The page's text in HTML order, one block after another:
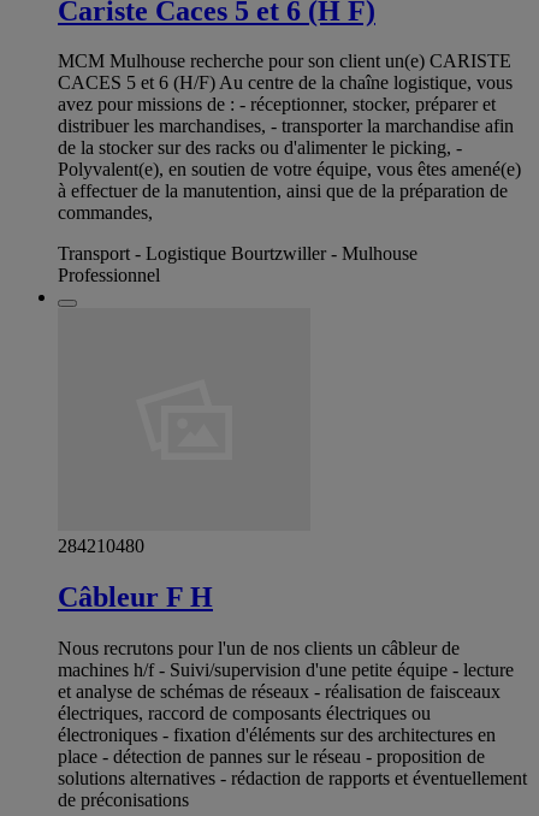
Cariste Caces 5 et 6 (H F)
MCM Mulhouse recherche pour son client un(e) CARISTE
CACES 5 et 6 (H/F) Au centre de la chaîne logistique, vous
avez pour missions de : - réceptionner, stocker, préparer et
distribuer les marchandises, - transporter la marchandise afin
de la stocker sur des racks ou d'alimenter le picking, -
Polyvalent(e), en soutien de votre équipe, vous êtes amené(e)
à effectuer de la manutention, ainsi que de la préparation de
commandes,
Transport - Logistique Bourtzwiller - Mulhouse
Professionnel
284210480
Câbleur F H
Nous recrutons pour l'un de nos clients un câbleur de
machines h/f - Suivi/supervision d'une petite équipe - lecture
et analyse de schémas de réseaux - réalisation de faisceaux
électriques, raccord de composants électriques ou
électroniques - fixation d'éléments sur des architectures en
place - détection de pannes sur le réseau - proposition de
solutions alternatives - rédaction de rapports et éventuellement
de préconisations